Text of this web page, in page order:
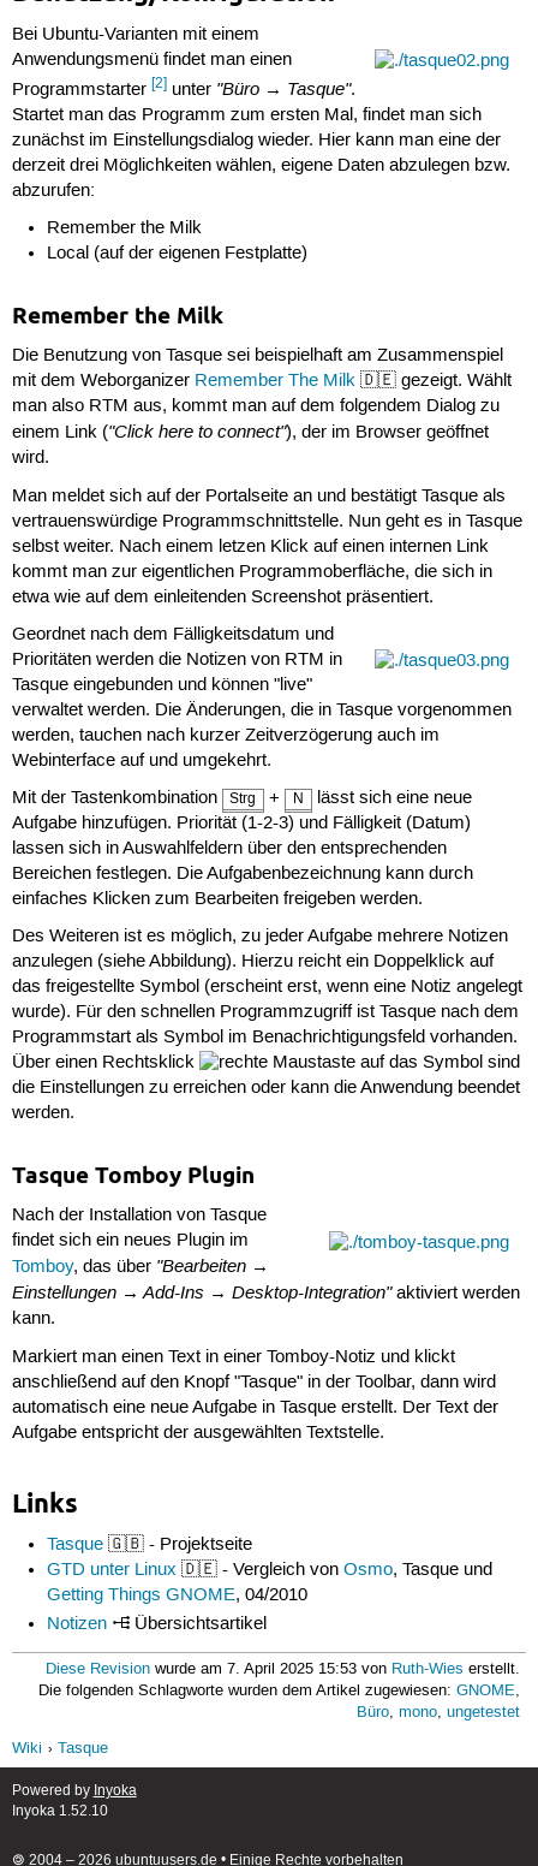
Bei Ubuntu-Varianten mit einem
Anwendungsmenü findet man einen
Programmstarter [2]unter "Büro → Tasque".
Startet man das Programm zum ersten Mal, findet man sich
zunächst im Einstellungsdialog wieder. Hier kann man eine der
derzeit drei Möglichkeiten wählen, eigene Daten abzulegen bzw.
abzurufen:
Remember the Milk
Local (auf der eigenen Festplatte)
Remember the Milk
Die Benutzung von Tasque sei beispielhaft am Zusammenspiel
mit dem Weborganizer Remember The Milk🇩🇪 gezeigt. Wählt
man also RTM aus, kommt man auf dem folgendem Dialog zu
einem Link ("Click here to connect"), der im Browser geöffnet
wird.
Man meldet sich auf der Portalseite an und bestätigt Tasque als
vertrauenswürdige Programmschnittstelle. Nun geht es in Tasque
selbst weiter. Nach einem letzen Klick auf einen internen Link
kommt man zur eigentlichen Programmoberfläche, die sich in
etwa wie auf dem einleitenden Screenshot präsentiert.
Geordnet nach dem Fälligkeitsdatum und
Prioritäten werden die Notizen von RTM in
Tasque eingebunden und können "live"
verwaltet werden. Die Änderungen, die in Tasque vorgenommen
werden, tauchen nach kurzer Zeitverzögerung auch im
Webinterface auf und umgekehrt.
Mit der Tastenkombination
Strg + N
lässt sich eine neue
Aufgabe hinzufügen. Priorität (1-2-3) und Fälligkeit (Datum)
lassen sich in Auswahlfeldern über den entsprechenden
Bereichen festlegen. Die Aufgabenbezeichnung kann durch
einfaches Klicken zum Bearbeiten freigeben werden.
Des Weiteren ist es möglich, zu jeder Aufgabe mehrere Notizen
anzulegen (siehe Abbildung). Hierzu reicht ein Doppelklick auf
das freigestellte Symbol (erscheint erst, wenn eine Notiz angelegt
wurde). Für den schnellen Programmzugriff ist Tasque nach dem
Programmstart als Symbol im Benachrichtigungsfeld vorhanden.
Über einen Rechtsklick
auf das Symbol sind
die Einstellungen zu erreichen oder kann die Anwendung beendet
werden.
Tasque Tomboy Plugin
Nach der Installation von Tasque
findet sich ein neues Plugin im
Tomboy, das über "Bearbeiten →
Einstellungen → Add-Ins → Desktop-Integration"aktiviert werden
kann.
Markiert man einen Text in einer Tomboy-Notiz und klickt
anschließend auf den Knopf "Tasque" in der Toolbar, dann wird
automatisch eine neue Aufgabe in Tasque erstellt. Der Text der
Aufgabe entspricht der ausgewählten Textstelle.
Links
Tasque 🇬🇧 - Projektseite
GTD unter Linux 🇩🇪 - Vergleich vonOsmo, Tasque und
Getting Things GNOME, 04/2010
Notizen
Übersichtsartikel
Diese Revision wurde am 7. April 2025 15:53 von Ruth-Wies erstellt.
Die folgenden Schlagworte wurden dem Artikel zugewiesen:GNOME,
Büro,mono,ungetestet
Wiki
Tasque
Powered by Inyoka
Inyoka 1.52.10
🄯 2004 – 2026 ubuntuusers.de • Einige Rechte vorbehalten